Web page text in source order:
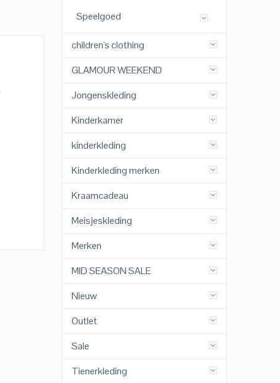
Speelgoed
children's clothing
GLAMOUR WEEKEND
Jongenskleding
Kinderkamer
kinderkleding
Kinderkleding merken
Kraamcadeau
Meisjeskleding
Merken
MID SEASON SALE
Nieuw
Outlet
Sale
Tienerkleding